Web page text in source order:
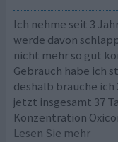
Ich nehme seit 3
werde davon
nicht mehr so gut
Gebrauch habe ich
deshalb brauche ich
jetzt insgesamt 37
Konzentration
Lesen Sie mehr